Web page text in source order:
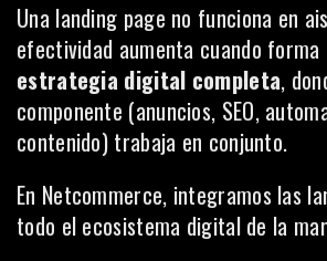
Una landing page no funciona en
efectividad aumenta cuando
estrategia digital completa,
componente (anuncios, SEO,
contenido) trabaja en conjunto.
En Netcommerce, integramos las
todo el ecosistema digital de la